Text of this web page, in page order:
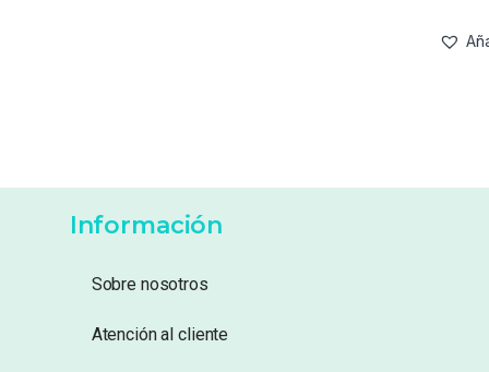
Información
Sobre nosotros
Atención al cliente